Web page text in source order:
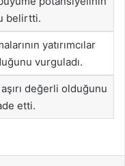
belirtti.
yatırımcılar
vurguladı.
değerli olduğunu
etti.